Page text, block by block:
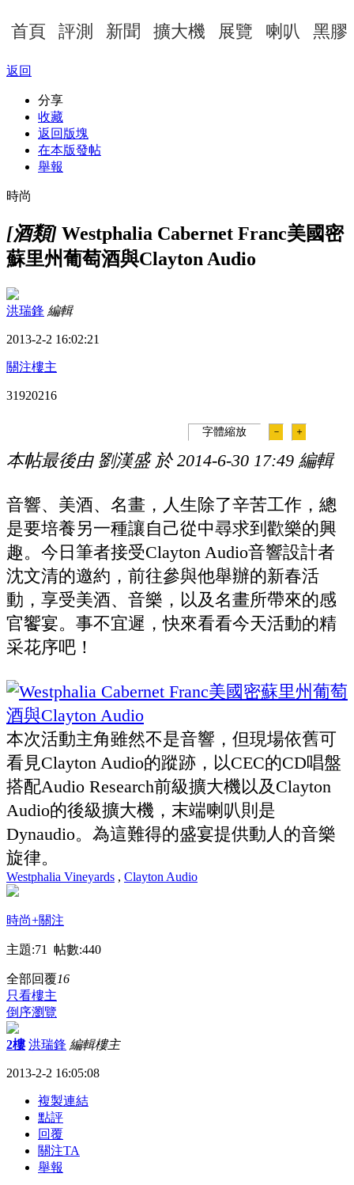
首頁 評測 新聞 擴大機 展覽 喇叭 黑膠
返回
分享
收藏
返回版塊
在本版發帖
舉報
時尚
[酒類] Westphalia Cabernet Franc美國密
蘇里州葡萄酒與Clayton Audio
洪瑞鋒 編輯
2013-2-2 16:02:21
關注樓主
31920216
字體縮放 － ＋
本帖最後由 劉漢盛 於 2014-6-30 17:49 編輯
音響、美酒、名畫，人生除了辛苦工作，總
是要培養另一種讓自己從中尋求到歡樂的興
趣。今日筆者接受Clayton Audio音響設計者
沈文清的邀約，前往參與他舉辦的新春活
動，享受美酒、音樂，以及名畫所帶來的感
官饗宴。事不宜遲，快來看看今天活動的精
采花序吧！
本次活動主角雖然不是音響，但現場依舊可
看見Clayton Audio的蹤跡，以CEC的CD唱盤
搭配Audio Research前級擴大機以及Clayton
Audio的後級擴大機，末端喇叭則是
Dynaudio。為這難得的盛宴提供動人的音樂
旋律。
Westphalia Vineyards , Clayton Audio
時尚+關注
主題:71 帖數:440
全部回覆16
只看樓主
倒序瀏覽
2樓 洪瑞鋒 編輯樓主
2013-2-2 16:05:08
複製連結
點評
回覆
關注TA
舉報